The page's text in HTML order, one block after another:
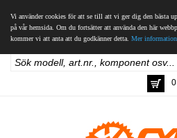
Vi använder cookies för att se till att vi ger dig den bästa
på vår hemsida. Om du fortsätter att använda den här
kommer vi att anta att du godkänner detta. Mer information